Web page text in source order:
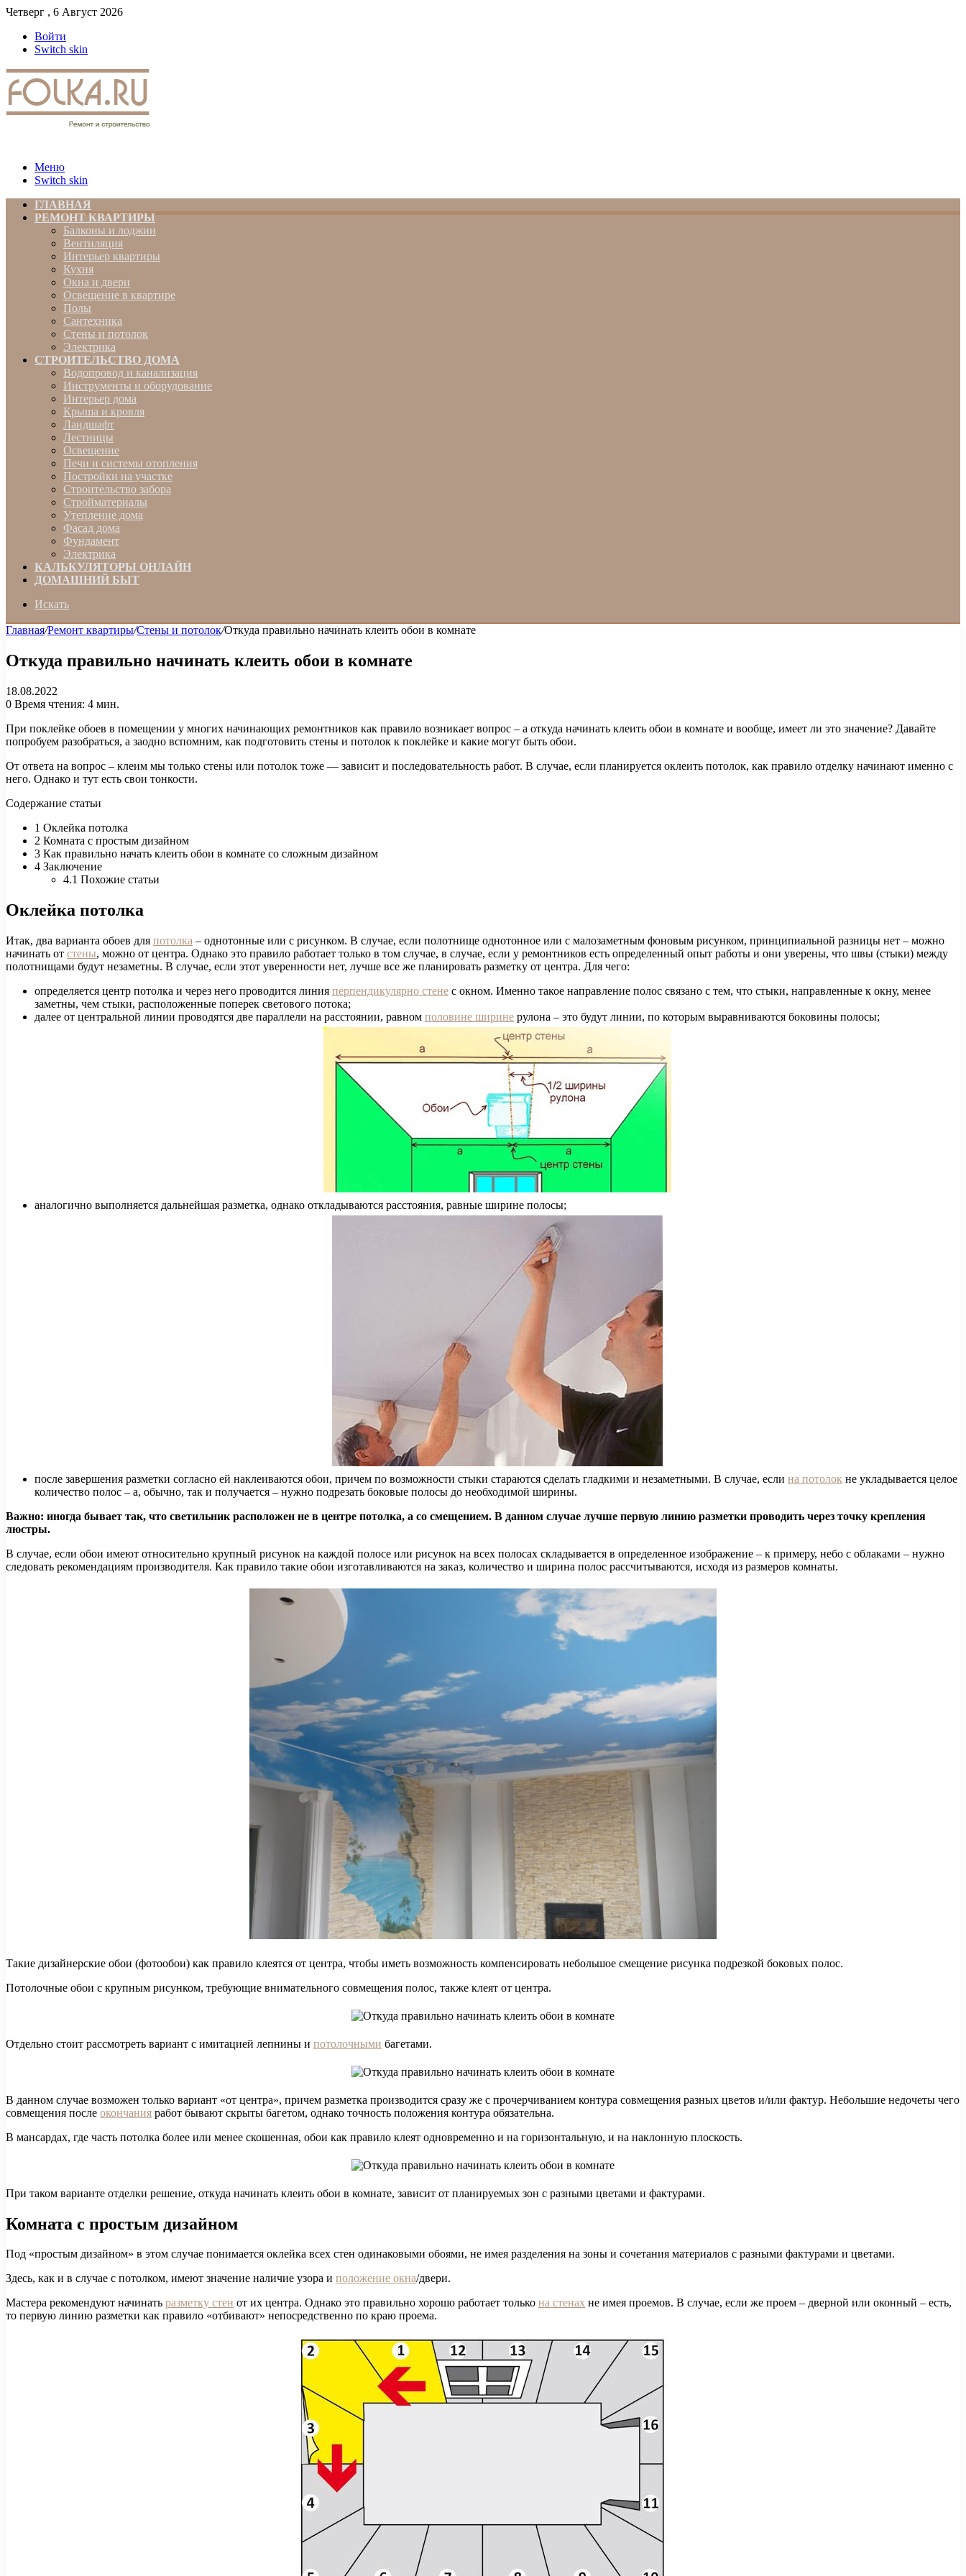
Четверг , 6 Август 2026
Войти
Switch skin
Меню
Switch skin
ГЛАВНАЯ
РЕМОНТ КВАРТИРЫ
Балконы и лоджии
Вентиляция
Интерьер квартиры
Кухня
Окна и двери
Освещение в квартире
Полы
Сантехника
Стены и потолок
Электрика
СТРОИТЕЛЬСТВО ДОМА
Водопровод и канализация
Инструменты и оборудование
Интерьер дома
Крыша и кровля
Ландшафт
Лестницы
Освещение
Печи и системы отопления
Постройки на участке
Строительство забора
Стройматериалы
Утепление дома
Фасад дома
Фундамент
Электрика
КАЛЬКУЛЯТОРЫ ОНЛАЙН
ДОМАШНИЙ БЫТ
Искать
Главная/Ремонт квартиры/Стены и потолок/Откуда правильно начинать клеить обои в комнате
Откуда правильно начинать клеить обои в комнате
18.08.2022
0 Время чтения: 4 мин.
При поклейке обоев в помещении у многих начинающих ремонтников как правило возникает вопрос – а откуда начинать клеить обои в комнате и вообще, имеет ли это значение? Давайте
попробуем разобраться, а заодно вспомним, как подготовить стены и потолок к поклейке и какие могут быть обои.
От ответа на вопрос – клеим мы только стены или потолок тоже — зависит и последовательность работ. В случае, если планируется оклеить потолок, как правило отделку начинают именно с
него. Однако и тут есть свои тонкости.
Содержание статьи
1 Оклейка потолка
2 Комната с простым дизайном
3 Как правильно начать клеить обои в комнате со сложным дизайном
4 Заключение
4.1 Похожие статьи
Оклейка потолка
Итак, два варианта обоев для потолка – однотонные или с рисунком. В случае, если полотнище однотонное или с малозаметным фоновым рисунком, принципиальной разницы нет – можно
начинать от стены, можно от центра. Однако это правило работает только в том случае, в случае, если у ремонтников есть определенный опыт работы и они уверены, что швы (стыки) между
полотнищами будут незаметны. В случае, если этот уверенности нет, лучше все же планировать разметку от центра. Для чего:
определяется центр потолка и через него проводится линия перпендикулярно стене с окном. Именно такое направление полос связано с тем, что стыки, направленные к окну, менее
заметны, чем стыки, расположенные поперек светового потока;
далее от центральной линии проводятся две параллели на расстоянии, равном половине ширине рулона – это будут линии, по которым выравниваются боковины полосы;
аналогично выполняется дальнейшая разметка, однако откладываются расстояния, равные ширине полосы;
после завершения разметки согласно ей наклеиваются обои, причем по возможности стыки стараются сделать гладкими и незаметными. В случае, если на потолок не укладывается целое
количество полос – а, обычно, так и получается – нужно подрезать боковые полосы до необходимой ширины.
Важно: иногда бывает так, что светильник расположен не в центре потолка, а со смещением. В данном случае лучше первую линию разметки проводить через точку крепления
люстры.
В случае, если обои имеют относительно крупный рисунок на каждой полосе или рисунок на всех полосах складывается в определенное изображение – к примеру, небо с облаками – нужно
следовать рекомендациям производителя. Как правило такие обои изготавливаются на заказ, количество и ширина полос рассчитываются, исходя из размеров комнаты.
Такие дизайнерские обои (фотообои) как правило клеятся от центра, чтобы иметь возможность компенсировать небольшое смещение рисунка подрезкой боковых полос.
Потолочные обои с крупным рисунком, требующие внимательного совмещения полос, также клеят от центра.
Отдельно стоит рассмотреть вариант с имитацией лепнины и потолочными багетами.
В данном случае возможен только вариант «от центра», причем разметка производится сразу же с прочерчиванием контура совмещения разных цветов и/или фактур. Небольшие недочеты чего
совмещения после окончания работ бывают скрыты багетом, однако точность положения контура обязательна.
В мансардах, где часть потолка более или менее скошенная, обои как правило клеят одновременно и на горизонтальную, и на наклонную плоскость.
При таком варианте отделки решение, откуда начинать клеить обои в комнате, зависит от планируемых зон с разными цветами и фактурами.
Комната с простым дизайном
Под «простым дизайном» в этом случае понимается оклейка всех стен одинаковыми обоями, не имея разделения на зоны и сочетания материалов с разными фактурами и цветами.
Здесь, как и в случае с потолком, имеют значение наличие узора и положение окна/двери.
Мастера рекомендуют начинать разметку стен от их центра. Однако это правильно хорошо работает только на стенах не имея проемов. В случае, если же проем – дверной или оконный – есть,
то первую линию разметки как правило «отбивают» непосредственно по краю проема.